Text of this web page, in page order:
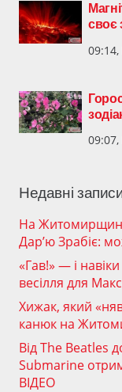
своє
Недавні
На
Дар’ю Зрабіє:
«Гав!» — і
весілля для
Хижак, який
канюк на
Від The Beatles
Submarine
ВІДЕО